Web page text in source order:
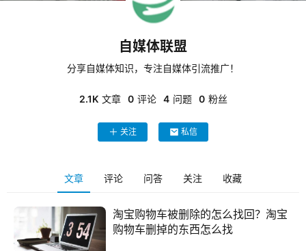
媒
自媒体联盟
分享自媒体知识，专注自媒体引流推广！
2.1K 文章 0 评论 4 问题 0 粉丝
关注 私信
文章 评论 问答 关注 收藏
淘宝购物车被删除的怎么找回？淘宝
购物车删掉的东西怎么找